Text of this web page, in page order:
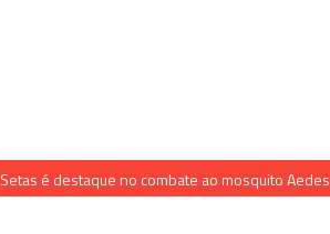
Setas é destaque no combate ao mosquito Aedes